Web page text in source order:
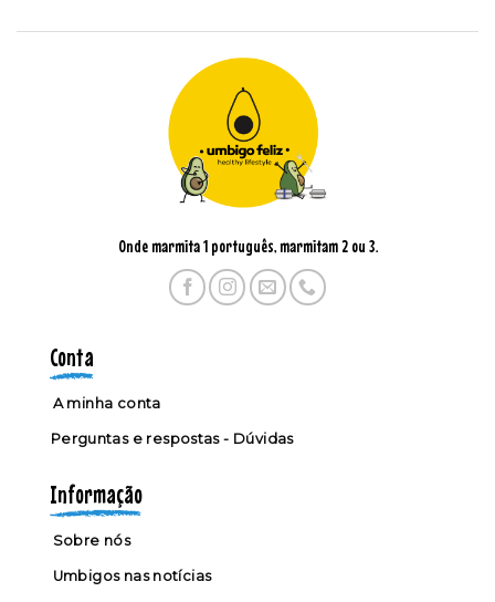
Onde marmita 1 português, marmitam 2 ou 3.
Conta
A minha conta
Perguntas e respostas - Dúvidas
Informação
Sobre nós
Umbigos nas notícias